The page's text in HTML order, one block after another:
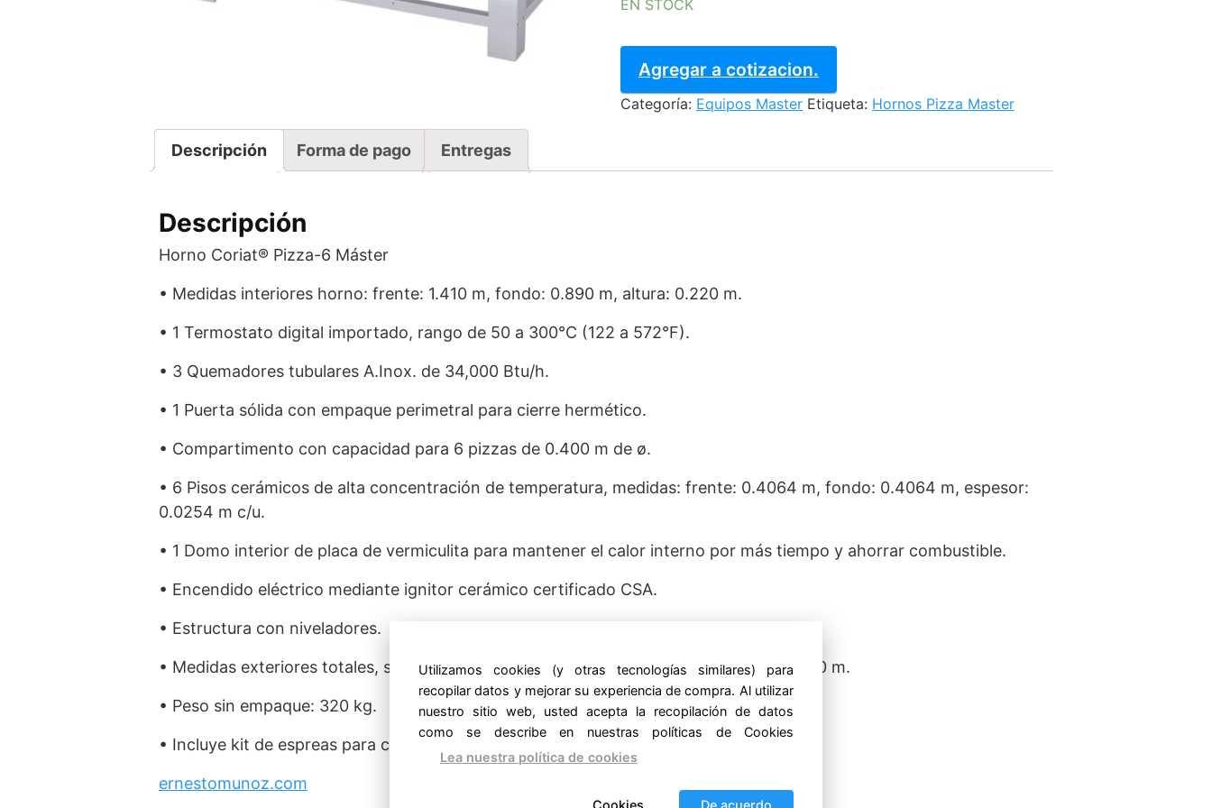
EN STOCK
CORIAT
PIZZA-
PREMIUM
Agregar a cotizacion.
Categoría: Equipos Master Etiqueta: Hornos Pizza Master
Descripción Forma de pago Entregas
Descripción
Horno Coriat® Pizza-6 Máster
• Medidas interiores horno: frente: 1.410 m, fondo: 0.890 m, altura: 0.220 m.
• 1 Termostato digital importado, rango de 50 a 300°C (122 a 572°F).
• 3 Quemadores tubulares A.Inox. de 34,000 Btu/h.
• 1 Puerta sólida con empaque perimetral para cierre hermético.
• Compartimento con capacidad para 6 pizzas de 0.400 m ‎de ø.
• 6 Pisos cerámicos de alta concentración de temperatura, medidas: frente: 0.4064 m, fondo: 0.4064 m, espesor:
0.0254 m c/u.
• 1 Domo interior de placa de vermiculita para mantener el calor interno por más tiempo y ahorrar combustible.
• Encendido eléctrico mediante ignitor cerámico certificado CSA.
• Estructura con niveladores.
• Medidas exteriores totales, sin empaque: frente: 1.710 m, fondo: 1.220 m, altura: 1.400 m.
• Peso sin empaque: 320 kg.
• Incluye kit de espreas para conversión de gas GLP a GN. –
ernestomunoz.com
Utilizamos cookies (y otras tecnologías similares) para
recopilar datos y mejorar su experiencia de compra. Al utilizar
nuestro sitio web, usted acepta la recopilación de datos
como se describe en nuestras políticas de Cookies
Lea nuestra política de cookies
De acuerdo
Cookies